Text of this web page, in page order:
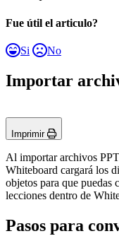
Fue útil el articulo?
Si No
Importar
Imprimir
Al importar archivos
Whiteboard cargará los
objetos para que puedas
lecciones dentro de
Pasos para